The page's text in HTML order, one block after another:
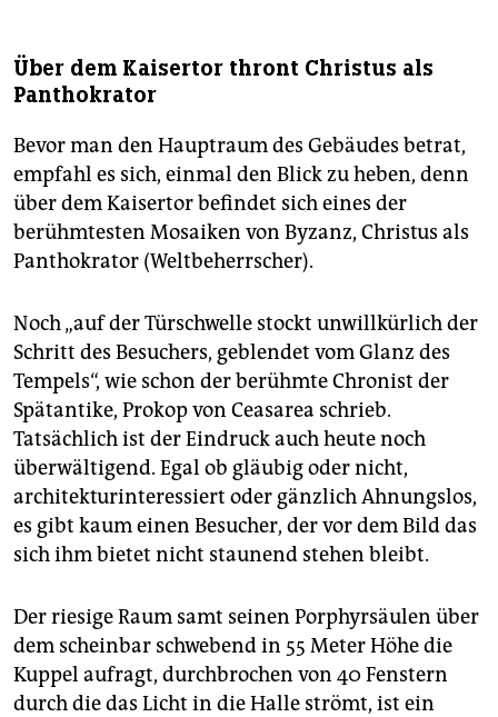
Über dem Kaisertor thront Christus als
Panthokrator
Bevor man den Hauptraum des Gebäudes betrat,
empfahl es sich, einmal den Blick zu heben, denn
über dem Kaisertor befindet sich eines der
berühmtesten Mosaiken von Byzanz, Christus als
Panthokrator (Weltbeherrscher).
Noch „auf der Türschwelle stockt unwillkürlich der
Schritt des Besuchers, geblendet vom Glanz des
Tempels“, wie schon der berühmte Chronist der
Spätantike, Prokop von Ceasarea schrieb.
Tatsächlich ist der Eindruck auch heute noch
überwältigend. Egal ob gläubig oder nicht,
architekturinteressiert oder gänzlich Ahnungslos,
es gibt kaum einen Besucher, der vor dem Bild das
sich ihm bietet nicht staunend stehen bleibt.
Der riesige Raum samt seinen Porphyrsäulen über
dem scheinbar schwebend in 55 Meter Höhe die
Kuppel aufragt, durchbrochen von 40 Fenstern
durch die das Licht in die Halle strömt, ist ein